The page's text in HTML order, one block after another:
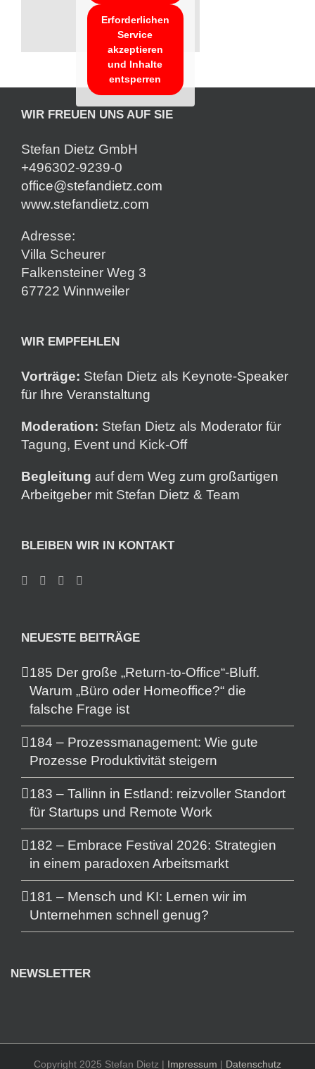
Erforderlichen
Service
akzeptieren
und Inhalte
entsperren
WIR FREUEN UNS AUF SIE
Stefan Dietz GmbH
+496302-9239-0
office@stefandietz.com
www.stefandietz.com
Adresse:
Villa Scheurer
Falkensteiner Weg 3
67722 Winnweiler
WIR EMPFEHLEN
Vorträge: Stefan Dietz als Keynote-Speaker
für Ihre Veranstaltung
Moderation: Stefan Dietz als Moderator für
Tagung, Event und Kick-Off
Begleitung auf dem Weg zum großartigen
Arbeitgeber mit Stefan Dietz & Team
BLEIBEN WIR IN KONTAKT
NEUESTE BEITRÄGE
185 Der große „Return-to-Office“-Bluff.
Warum „Büro oder Homeoffice?“ die
falsche Frage ist
184 – Prozessmanagement: Wie gute
Prozesse Produktivität steigern
183 – Tallinn in Estland: reizvoller Standort
für Startups und Remote Work
182 – Embrace Festival 2026: Strategien
in einem paradoxen Arbeitsmarkt
181 – Mensch und KI: Lernen wir im
Unternehmen schnell genug?
NEWSLETTER
Copyright 2025 Stefan Dietz | Impressum | Datenschutz